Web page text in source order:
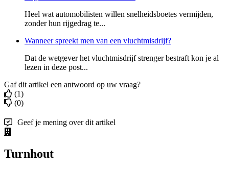
Heel wat automobilisten willen snelheidsboetes vermijden,
zonder hun rijgedrag te...
Wanneer spreekt men van een vluchtmisdrijf?
Dat de wetgever het vluchtmisdrijf strenger bestraft kon je al
lezen in deze post...
Gaf dit artikel een antwoord op uw vraag?
(1)
(0)
Geef je mening over dit artikel
Turnhout